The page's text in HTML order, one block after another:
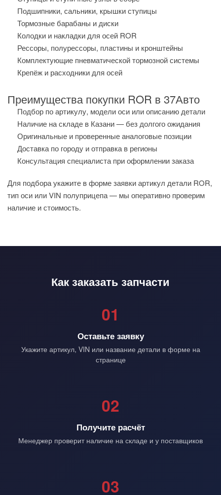
Подшипники, сальники, крышки ступицы
Тормозные барабаны и диски
Колодки и накладки для осей ROR
Рессоры, полурессоры, пластины и кронштейны
Комплектующие пневматической тормозной системы
Крепёж и расходники для осей
Преимущества покупки ROR в 37Авто
Подбор по артикулу, модели оси или описанию детали
Наличие на складе в Казани — без долгого ожидания
Оригинальные и проверенные аналоговые позиции
Доставка по городу и отправка в регионы
Консультация специалиста при оформлении заказа
Для подбора укажите в форме заявки артикул детали ROR,
тип оси или VIN полуприцепа — мы оперативно проверим
наличие и стоимость.
Как заказать запчасти
01
Оставьте заявку
Укажите артикул, VIN или название детали в форме на
странице
02
Получите расчёт
Менеджер проверит наличие на складе и у поставщиков
03